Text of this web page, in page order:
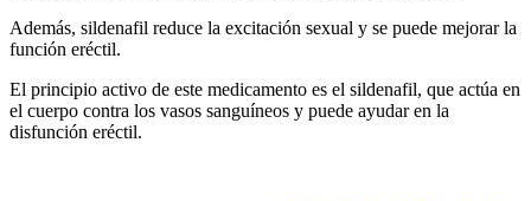
Además, sildenafil reduce la excitación sexual y se puede mejorar la
función eréctil.
El principio activo de este medicamento es el sildenafil, que actúa en
el cuerpo contra los vasos sanguíneos y puede ayudar en la
disfunción eréctil.